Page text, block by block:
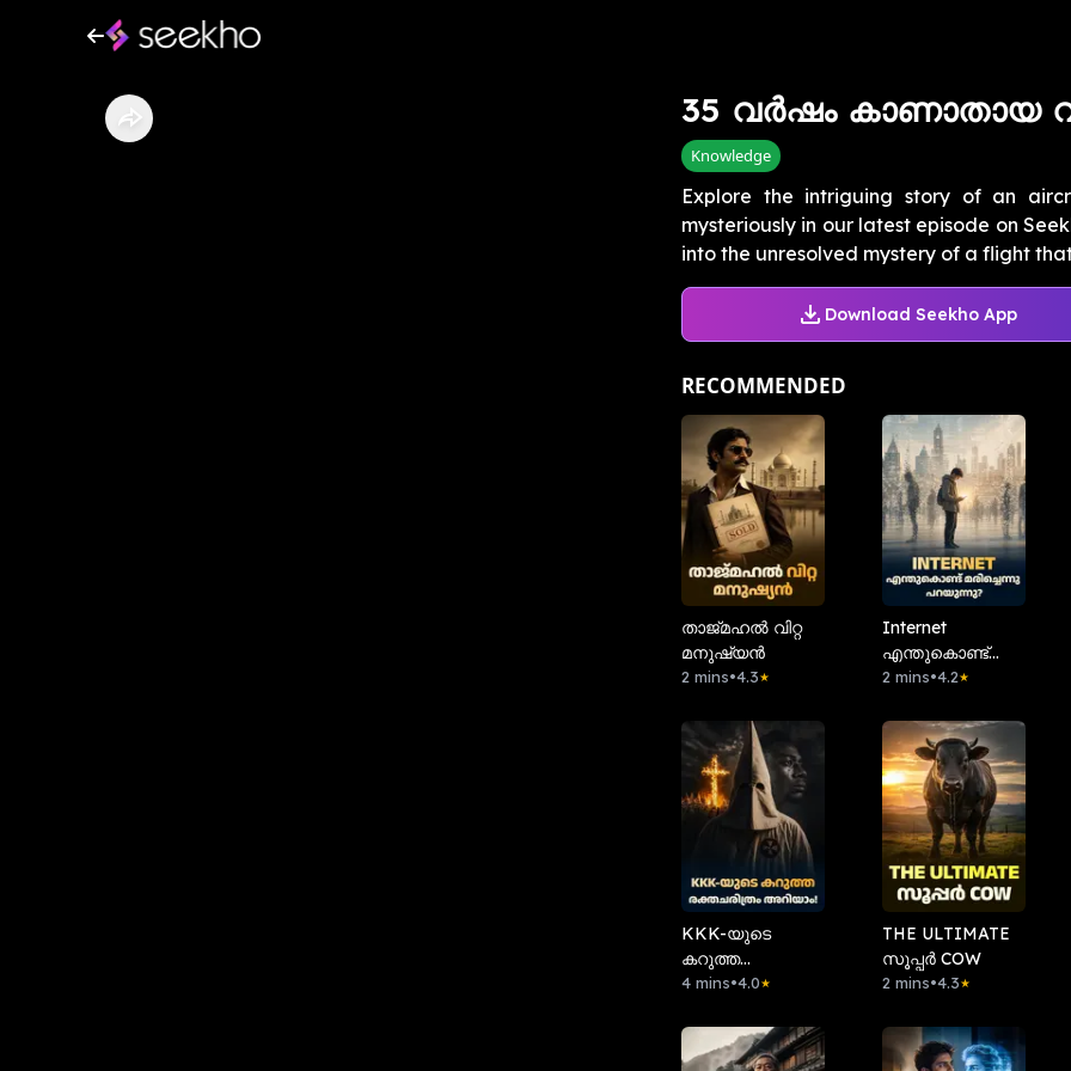
35 വർഷം കാണാതായ
Knowledge
Explore the intriguing story of an
mysteriously in our latest episode on
into the unresolved mystery of a flight
Download Seekho App
RECOMMENDED
താജ്മഹൽ വിറ്റ
മനുഷ്യൻ
2 mins•4.3★
Internet
എന്തുകൊണ്ട്
മരിച്ചെന്നു
2 mins•4.2★
KKK-യുടെ
കറുത്ത
രക്തചരിത്രം
4 mins•4.0★
THE ULTIMATE
സൂപ്പർ COW
2 mins•4.3★